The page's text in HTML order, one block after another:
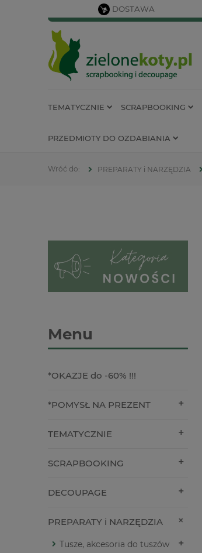
DOSTAWA
TEMATYCZNIE SCRAPBOOKING
PRZEDMIOTY DO OZDABIANIA
PREPARATY i NARZĘDZIA
Menu
*OKAZJE do -60% !!!
*POMYSŁ NA PREZENT
TEMATYCZNIE
SCRAPBOOKING
DECOUPAGE
PREPARATY i NARZĘDZIA
Tusze, akcesoria do tuszów